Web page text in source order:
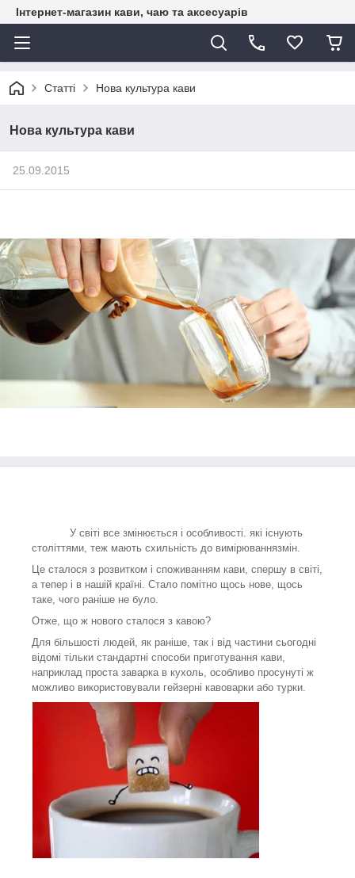
Інтернет-магазин кави, чаю та аксесуарів
Статті Нова культура кави
Нова культура кави
25.09.2015
У світі все змінюється і особливості. які існують
століттями, теж мають схильність до вимірюваннязмін.
Це сталося з розвитком і споживанням кави, спершу в світі,
а тепер і в нашій країні. Стало помітно щось нове, щось
таке, чого раніше не було.
Отже, що ж нового сталося з кавою?
Для більшості людей, як раніше, так і від частини сьогодні
відомі тільки стандартні способи приготування кави,
наприклад проста заварка в кухоль, особливо просунуті ж
можливо використовували гейзерні кавоварки або турки.